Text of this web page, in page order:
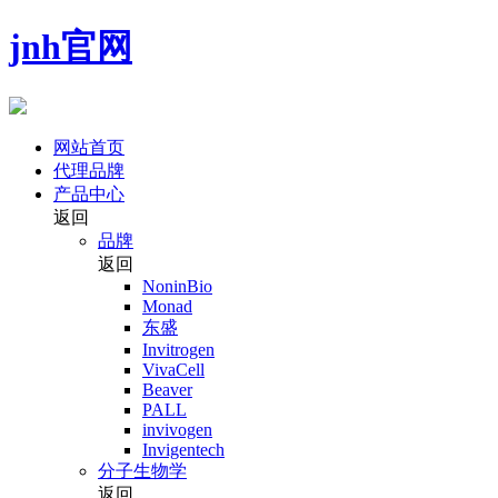
jnh官网
网站首页
代理品牌
产品中心
返回
品牌
返回
NoninBio
Monad
东盛
Invitrogen
VivaCell
Beaver
PALL
invivogen
Invigentech
分子生物学
返回